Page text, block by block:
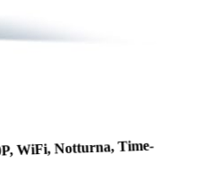
WiFi, Notturna, Time-